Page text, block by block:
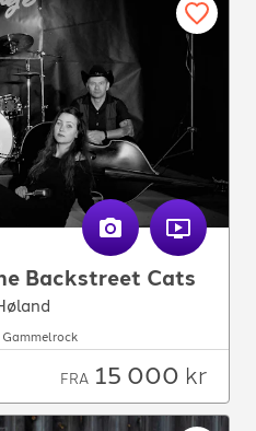
Backstreet Cats
Gammelrock
FRA 15 000 kr